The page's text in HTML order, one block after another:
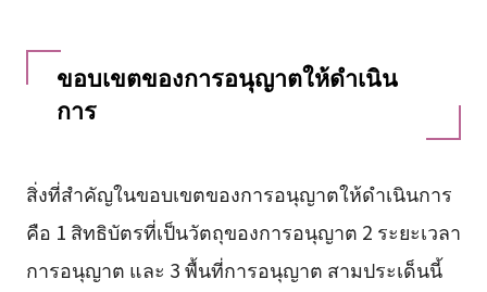
ขอบเขตของการอนุญาตให้ดำเนิน
การ
สิ่งที่สำคัญในขอบเขตของการอนุญาตให้ดำเนินการ
คือ 1 สิทธิบัตรที่เป็นวัตถุของการอนุญาต 2 ระยะเวลา
การอนุญาต และ 3 พื้นที่การอนุญาต สามประเด็นนี้